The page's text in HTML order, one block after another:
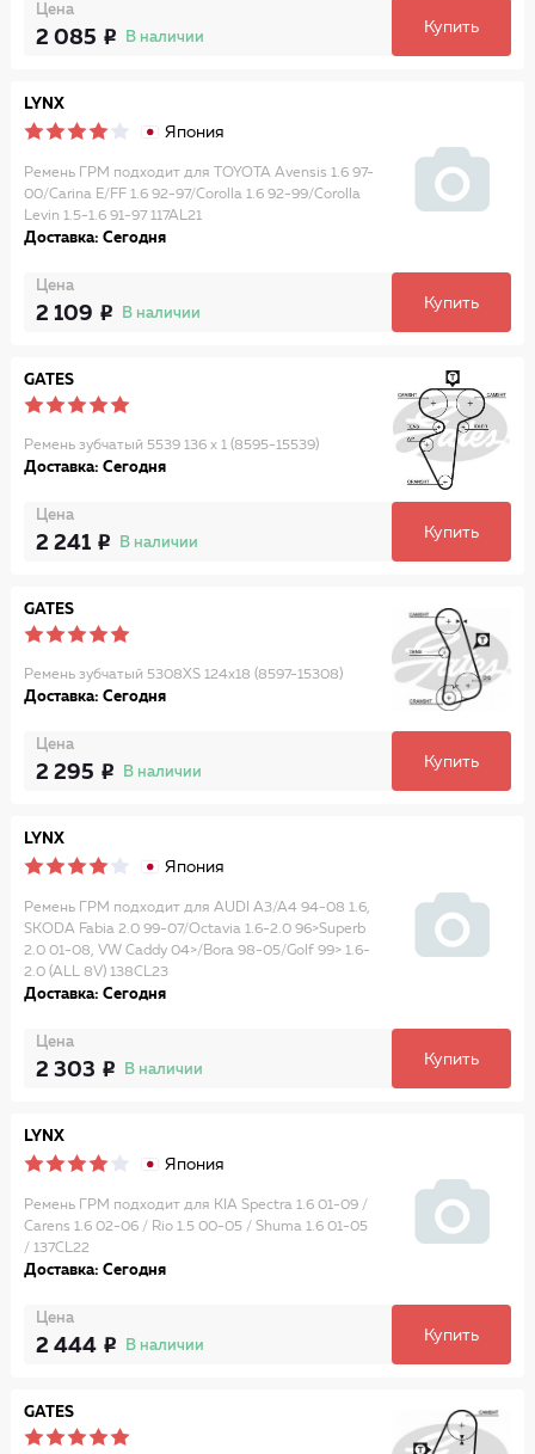
Цена
2 085 В наличии
Купить
LYNX
Япония
Ремень ГРМ подходит для TOYOTA Avensis 1.6 97-
00/Carina E/FF 1.6 92-97/Corolla 1.6 92-99/Corolla
Levin 1.5-1.6 91-97 117AL21
Доставка: Сегодня
Цена
2 109 В наличии
Купить
GATES
Ремень зубчатый 5539 136 x 1 (8595-15539)
Доставка: Сегодня
Цена
2 241 В наличии
Купить
GATES
Ремень зубчатый 5308XS 124x18 (8597-15308)
Доставка: Сегодня
Цена
2 295 В наличии
Купить
LYNX
Япония
Ремень ГРМ подходит для AUDI A3/A4 94-08 1.6,
SKODA Fabia 2.0 99-07/Octavia 1.6-2.0 96>Superb
2.0 01-08, VW Caddy 04>/Bora 98-05/Golf 99> 1.6-
2.0 (ALL 8V) 138CL23
Доставка: Сегодня
Цена
2 303 В наличии
Купить
LYNX
Япония
Ремень ГРМ подходит для KIA Spectra 1.6 01-09 /
Carens 1.6 02-06 / Rio 1.5 00-05 / Shuma 1.6 01-05
/ 137CL22
Доставка: Сегодня
Цена
2 444 В наличии
Купить
GATES